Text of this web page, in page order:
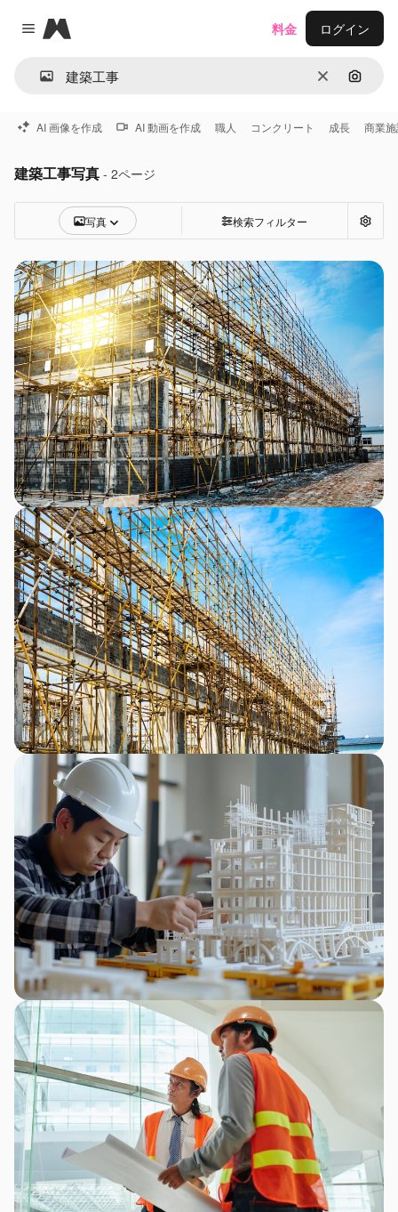
Close menu
Magnific
消去 画像で
料金 ログイン
AI 画像を作成 AI 動画を作成 職人 コンクリート 成長 商業
建築工事写真 - 2ページ
写真 検索フィルター